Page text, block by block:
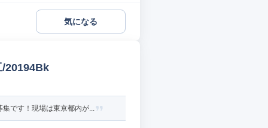
気になる
/20194Bk
です！現場は東京都内が...